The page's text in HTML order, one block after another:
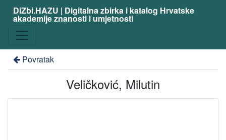
DiZbi.HAZU | Digitalna zbirka i katalog Hrvatske
akademije znanosti i umjetnosti
Povratak
Veličković, Milutin